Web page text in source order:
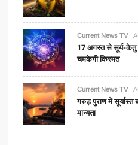
Current News TV
17 अगस्त से सूर्य-केतु
चमकेगी किस्मत
Current News TV
गरुड़ पुराण में सूर्यास्त
मान्यता